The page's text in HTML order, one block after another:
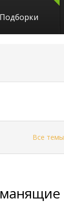
Подборки
Все темы